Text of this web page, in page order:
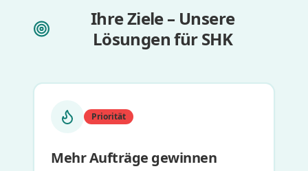
Ihre Ziele – Unsere
Lösungen für SHK
Priorität
Mehr Aufträge gewinnen